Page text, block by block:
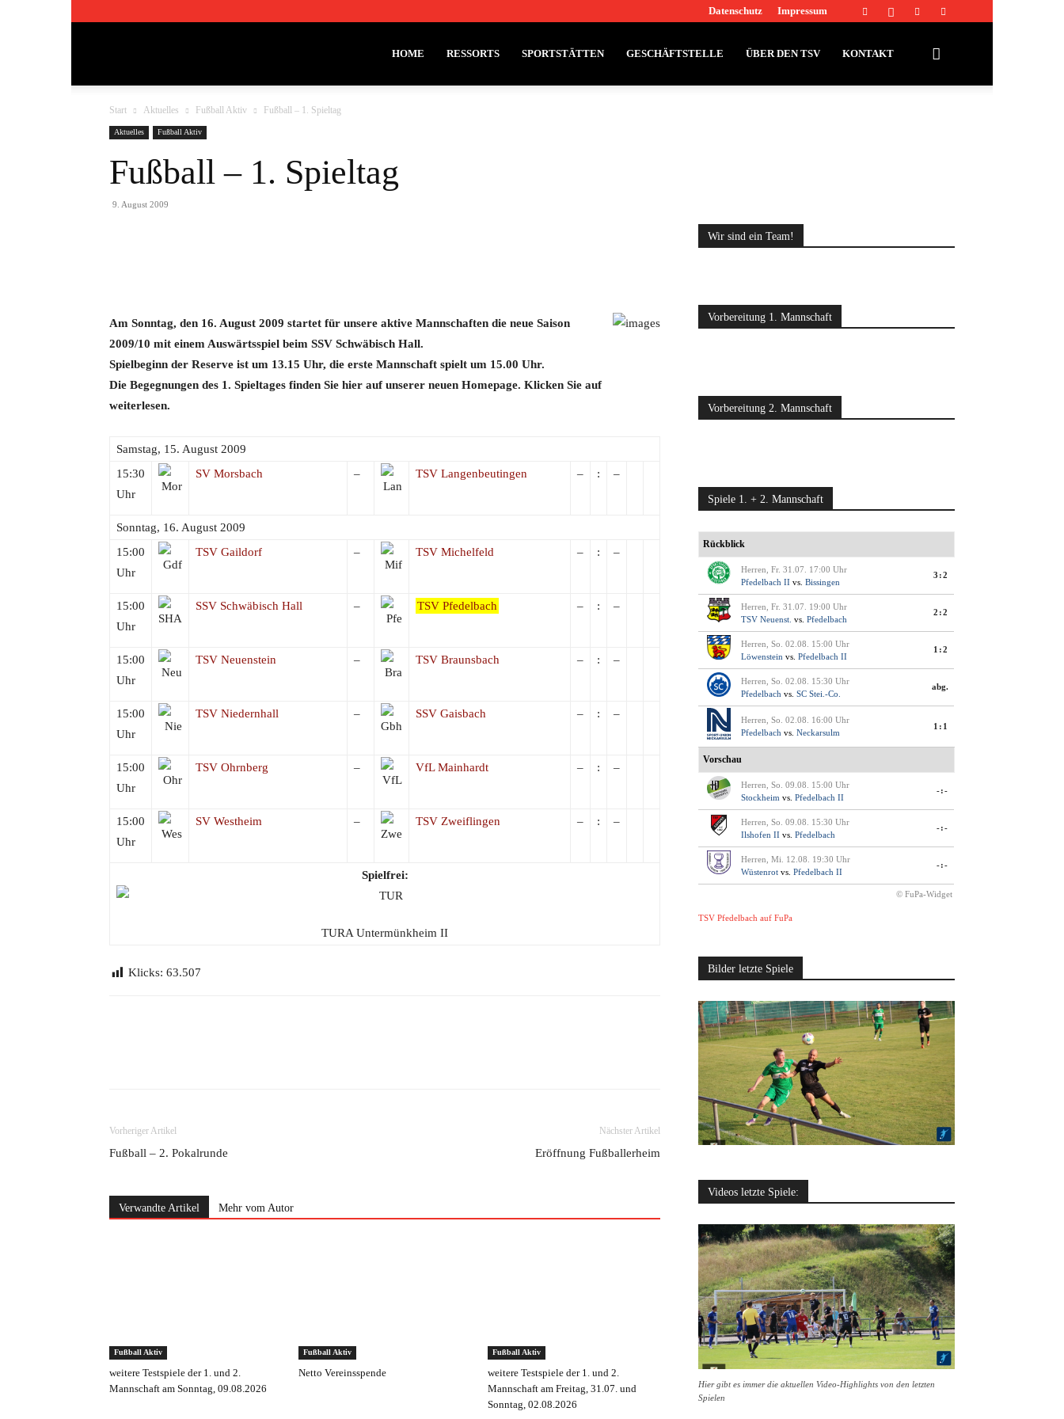
Datenschutz Impressum
Pfedelbach
1911
HOME RESSORTS SPORTSTÄTTEN GESCHÄFTSTELLE ÜBER DEN TSV KONTAKT
Start Aktuelles Fußball Aktiv Fußball – 1. Spieltag
Aktuelles Fußball Aktiv
Fußball – 1. Spieltag
9. August 2009
Am Sonntag, den 16. August 2009 startet für unsere aktive Mannschaften die neue Saison
2009/10 mit einem Auswärtsspiel beim SSV Schwäbisch Hall.
Spielbeginn der Reserve ist um 13.15 Uhr, die erste Mannschaft spielt um 15.00 Uhr.
Die Begegnungen des 1. Spieltages finden Sie hier auf unserer neuen Homepage. Klicken Sie auf
weiterlesen.
Samstag, 15. August 2009
15:30
Uhr
SV Morsbach – TSV Langenbeutingen – : –
Sonntag, 16. August 2009
15:00
Uhr
TSV Gaildorf – TSV Michelfeld – : –
15:00
Uhr
SSV Schwäbisch Hall – TSV Pfedelbach – : –
15:00
Uhr
TSV Neuenstein – TSV Braunsbach – : –
15:00
Uhr
TSV Niedernhall – SSV Gaisbach – : –
15:00
Uhr
TSV Ohrnberg – VfL Mainhardt – : –
15:00
Uhr
SV Westheim – TSV Zweiflingen – : –
Spielfrei:
TURA Untermünkheim II
Klicks: 63.507
Vorheriger Artikel
Fußball – 2. Pokalrunde
Nächster Artikel
Eröffnung Fußballerheim
Verwandte Artikel Mehr vom Autor
Fußball Aktiv
weitere Testspiele der 1. und 2.
Mannschaft am Sonntag, 09.08.2026
Fußball Aktiv
Netto Vereinsspende
Fußball Aktiv
weitere Testspiele der 1. und 2.
Mannschaft am Freitag, 31.07. und
Sonntag, 02.08.2026
Wir sind ein Team!
Vorbereitung 1. Mannschaft
Vorbereitung 2. Mannschaft
Spiele 1. + 2. Mannschaft
Rückblick
Herren, Fr. 31.07. 17:00 Uhr
Pfedelbach II vs. Bissingen
3:2
Herren, Fr. 31.07. 19:00 Uhr
TSV Neuenst. vs. Pfedelbach
2:2
Herren, So. 02.08. 15:00 Uhr
Löwenstein vs. Pfedelbach II
1:2
Herren, So. 02.08. 15:30 Uhr
Pfedelbach vs. SC Stei.-Co.
abg.
Herren, So. 02.08. 16:00 Uhr
Pfedelbach vs. Neckarsulm
1:1
Vorschau
Herren, So. 09.08. 15:00 Uhr
Stockheim vs. Pfedelbach II
-:-
Herren, So. 09.08. 15:30 Uhr
Ilshofen II vs. Pfedelbach
-:-
Herren, Mi. 12.08. 19:30 Uhr
Wüstenrot vs. Pfedelbach II
-:-
© FuPa-Widget
TSV Pfedelbach auf FuPa
Bilder letzte Spiele
Videos letzte Spiele:
Hier gibt es immer die aktuellen Video-Highlights von den letzten
Spielen